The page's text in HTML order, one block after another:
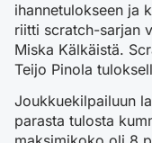
ihannetulokseen ja
riitti scratch-sarjan
Miska Kälkäistä.
Teijo Pinola
Joukkuekilpailuun
parasta tulosta